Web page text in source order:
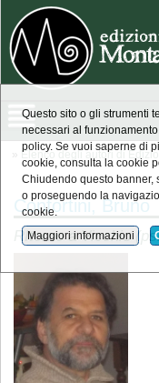
» Elenco degli autori di
Confortini, Bruno
RItorno a Vicchio
Questo sito o gli strumenti
necessari al
policy. Se vuoi saperne di
cookie, consulta la cookie
Chiudendo questo banner,
o proseguendo la
cookie.
Maggiori informazioni